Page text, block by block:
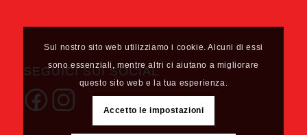
SEGUICI SUI SOCIAL
Sul nostro sito web utilizziamo i cookie. Alcuni di essi
sono essenziali, mentre altri ci aiutano a migliorare
questo sito web e la tua esperienza.
Accetto le impostazioni